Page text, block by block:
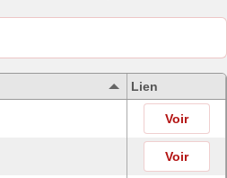
Lien
Voir
Voir